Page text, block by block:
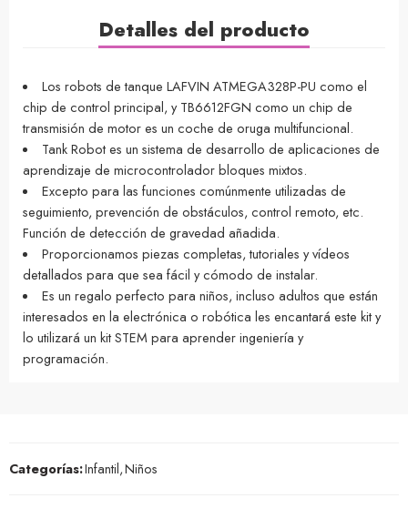
Detalles del producto
Los robots de tanque LAFVIN ATMEGA328P-PU como el
chip de control principal, y TB6612FGN como un chip de
transmisión de motor es un coche de oruga multifuncional.
Tank Robot es un sistema de desarrollo de aplicaciones de
aprendizaje de microcontrolador bloques mixtos.
Excepto para las funciones comúnmente utilizadas de
seguimiento, prevención de obstáculos, control remoto, etc.
Función de detección de gravedad añadida.
Proporcionamos piezas completas, tutoriales y vídeos
detallados para que sea fácil y cómodo de instalar.
Es un regalo perfecto para niños, incluso adultos que están
interesados en la electrónica o robótica les encantará este kit y
lo utilizará un kit STEM para aprender ingeniería y
programación.
Categorías:Infantil,Niños